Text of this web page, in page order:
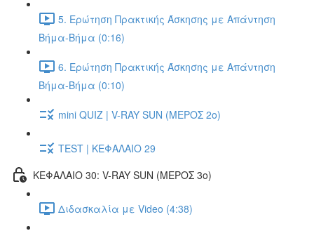
5. Ερώτηση Πρακτικής Άσκησης με Απάντηση
Βήμα-Βήμα (0:16)
6. Ερώτηση Πρακτικής Άσκησης με Απάντηση
Βήμα-Βήμα (0:10)
mini QUIZ | V-RAY SUN (ΜΕΡΟΣ 2o)
TEST | ΚΕΦΑΛΑΙΟ 29
ΚΕΦΑΛΑΙΟ 30: V-RAY SUN (ΜΕΡΟΣ 3o)
Διδασκαλία με Video (4:38)